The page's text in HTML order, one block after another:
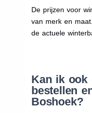
De prijzen voor
van merk en
de actuele
Kan ik ook
bestellen
Boshoek?